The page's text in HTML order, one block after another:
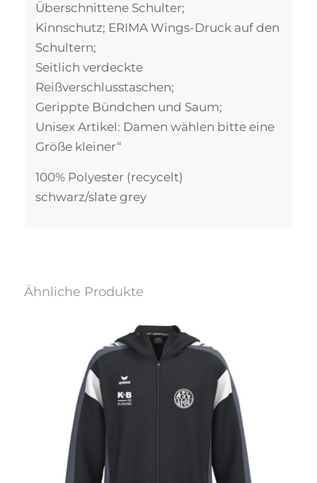
Überschnittene Schulter;
Kinnschutz; ERIMA Wings-Druck auf den
Schultern;
Seitlich verdeckte
Reißverschlusstaschen;
Gerippte Bündchen und Saum;
Unisex Artikel: Damen wählen bitte eine
Größe kleiner“
100% Polyester (recycelt)
schwarz/slate grey
Ähnliche Produkte